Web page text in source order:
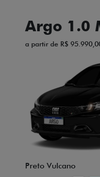
Argo 1.0
a partir de R$
Preto Vulcano